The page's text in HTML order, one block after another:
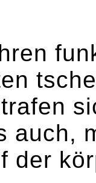
auch,
der